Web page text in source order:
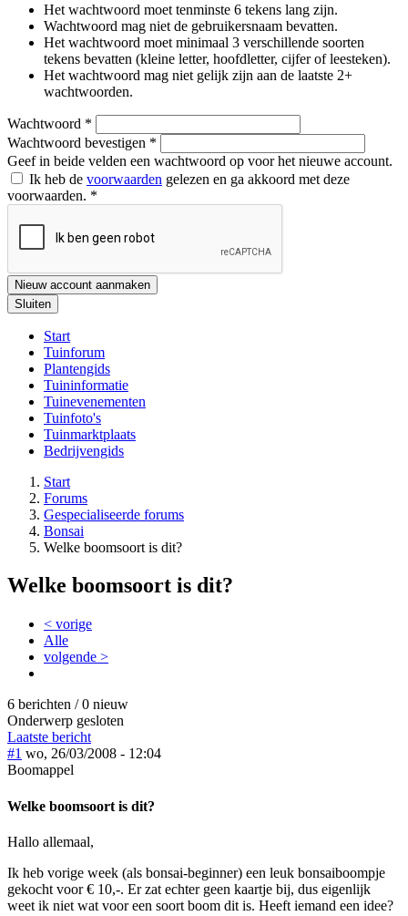
Het wachtwoord moet tenminste 6 tekens lang zijn.
Wachtwoord mag niet de gebruikersnaam bevatten.
Het wachtwoord moet minimaal 3 verschillende soorten
tekens bevatten (kleine letter, hoofdletter, cijfer of leesteken).
Het wachtwoord mag niet gelijk zijn aan de laatste 2+
wachtwoorden.
Wachtwoord *
Wachtwoord bevestigen *
Geef in beide velden een wachtwoord op voor het nieuwe account.
Ik heb de voorwaarden gelezen en ga akkoord met deze
voorwaarden. *
Nieuw account aanmaken
Sluiten
Start
Tuinforum
Plantengids
Tuininformatie
Tuinevenementen
Tuinfoto's
Tuinmarktplaats
Bedrijvengids
Start
Forums
Gespecialiseerde forums
Bonsai
Welke boomsoort is dit?
Welke boomsoort is dit?
< vorige
Alle
volgende >
6 berichten / 0 nieuw
Onderwerp gesloten
Laatste bericht
#1 wo, 26/03/2008 - 12:04
Boomappel
Welke boomsoort is dit?
Hallo allemaal,
Ik heb vorige week (als bonsai-beginner) een leuk bonsaiboompje
gekocht voor € 10,-. Er zat echter geen kaartje bij, dus eigenlijk
weet ik niet wat voor een soort boom dit is. Heeft iemand een idee?